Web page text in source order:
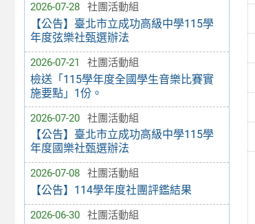
2026-07-28 社團活動組
【公告】臺北市立成功高級中學115學
年度弦樂社甄選辦法
2026-07-21 社團活動組
檢送「115學年度全國學生音樂比賽實
施要點」1份。
2026-07-20 社團活動組
【公告】臺北市立成功高級中學115學
年度國樂社甄選辦法
2026-07-08 社團活動組
【公告】114學年度社團評鑑結果
2026-06-30 社團活動組